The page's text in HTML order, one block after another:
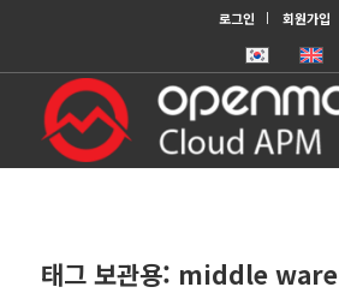
로그인 회원가입
태그 보관용: middle ware